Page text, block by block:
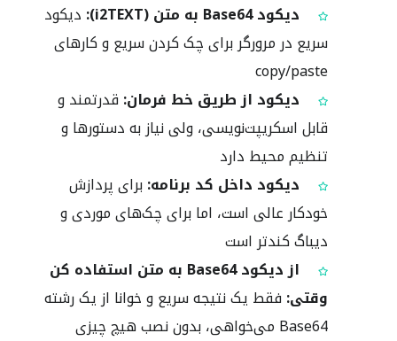
دیکود Base64 به متن (i2TEXT):
دیکود
سریع در مرورگر برای چک کردن سریع و کارهای
copy/paste
دیکود از طریق خط فرمان: قدرتمند و
قابل اسکریپت‌نویسی، ولی نیاز به دستورها و
تنظیم محیط دارد
دیکود داخل کد برنامه:برای پردازش
خودکار عالی است، اما برای چک‌های موردی و
دیباگ کندتر است
از دیکود Base64 به متن استفاده کن
وقتی: فقط یک نتیجه سریع و خوانا از یک رشته
Base64 می‌خواهی، بدون نصب هیچ چیزی